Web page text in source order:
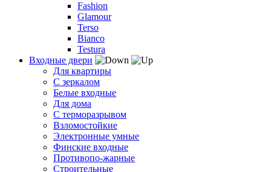
Fashion
Glamour
Terso
Bianco
Testura
Входные двери
Для квартиры
С зеркалом
Белые входные
Для дома
С терморазрывом
Взломостойкие
Электронные умные
Финские входные
Противопо-жарные
Строительные